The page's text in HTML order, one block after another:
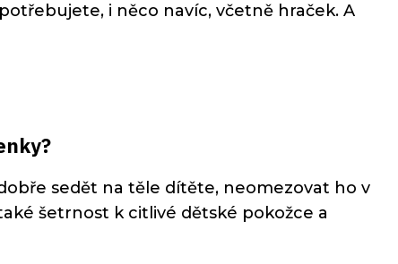
i něco navíc, včetně hraček. A
sedět na těle dítěte, neomezovat ho v
šetrnost k citlivé dětské pokožce a